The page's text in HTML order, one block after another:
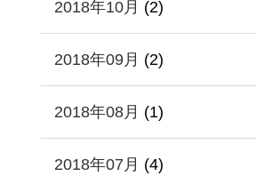
2018年10月 (2)
2018年09月 (2)
2018年08月 (1)
2018年07月 (4)